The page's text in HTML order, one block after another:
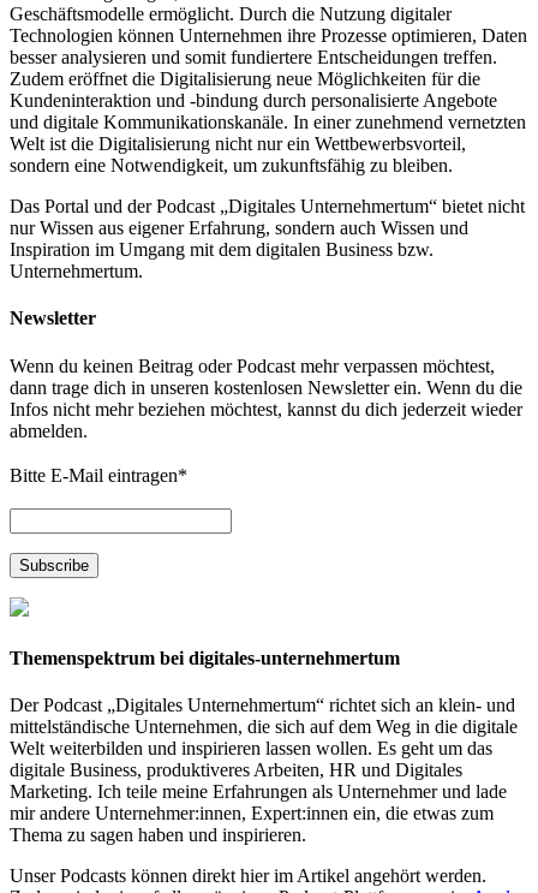
Geschäftsmodelle ermöglicht. Durch die Nutzung digitaler
Technologien können Unternehmen ihre Prozesse optimieren, Daten
besser analysieren und somit fundiertere Entscheidungen treffen.
Zudem eröffnet die Digitalisierung neue Möglichkeiten für die
Kundeninteraktion und -bindung durch personalisierte Angebote
und digitale Kommunikationskanäle. In einer zunehmend vernetzten
Welt ist die Digitalisierung nicht nur ein Wettbewerbsvorteil,
sondern eine Notwendigkeit, um zukunftsfähig zu bleiben.
Das Portal und der Podcast „Digitales Unternehmertum“ bietet nicht
nur Wissen aus eigener Erfahrung, sondern auch Wissen und
Inspiration im Umgang mit dem digitalen Business bzw.
Unternehmertum.
Newsletter
Wenn du keinen Beitrag oder Podcast mehr verpassen möchtest,
dann trage dich in unseren kostenlosen Newsletter ein. Wenn du die
Infos nicht mehr beziehen möchtest, kannst du dich jederzeit wieder
abmelden.
Bitte E-Mail eintragen*
Themenspektrum bei digitales-unternehmertum
Der Podcast „Digitales Unternehmertum“ richtet sich an klein- und
mittelständische Unternehmen, die sich auf dem Weg in die digitale
Welt weiterbilden und inspirieren lassen wollen. Es geht um das
digitale Business, produktiveres Arbeiten, HR und Digitales
Marketing. Ich teile meine Erfahrungen als Unternehmer und lade
mir andere Unternehmer:innen, Expert:innen ein, die etwas zum
Thema zu sagen haben und inspirieren.
Unser Podcasts können direkt hier im Artikel angehört werden.